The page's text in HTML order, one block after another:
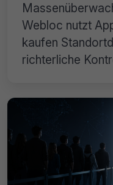
Webloc nutzt
kaufen
richterliche